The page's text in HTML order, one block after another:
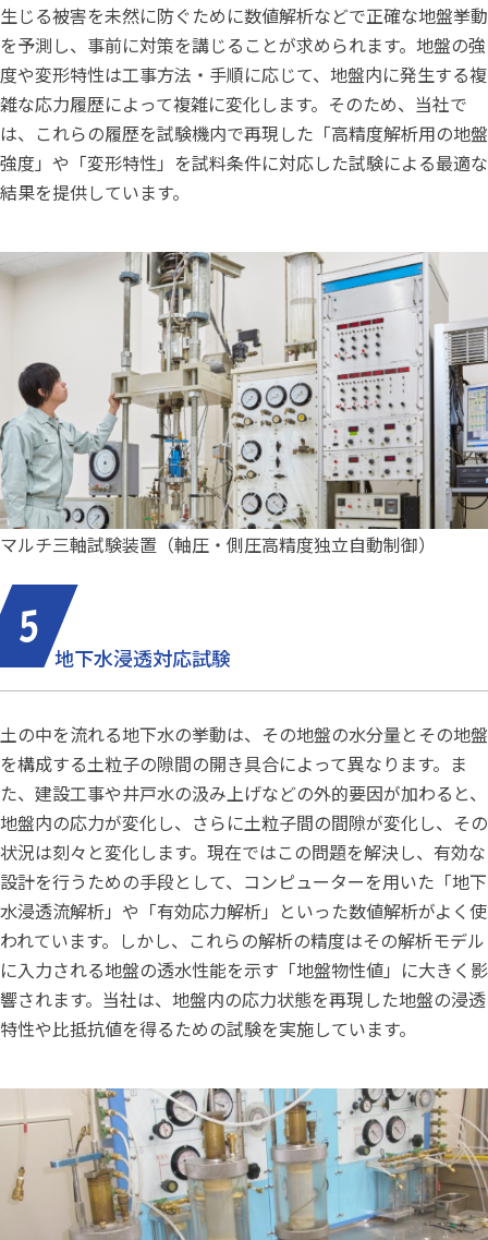
生じる被害を未然に防ぐために数値解析などで正確な地盤挙動
を予測し、事前に対策を講じることが求められます。地盤の強
度や変形特性は工事方法・手順に応じて、地盤内に発生する複
雑な応力履歴によって複雑に変化します。そのため、当社で
は、これらの履歴を試験機内で再現した「高精度解析用の地盤
強度」や「変形特性」を試料条件に対応した試験による最適な
結果を提供しています。
マルチ三軸試験装置（軸圧・側圧高精度独立自動制御）
地下水浸透対応試験
土の中を流れる地下水の挙動は、その地盤の水分量とその地盤
を構成する土粒子の隙間の開き具合によって異なります。ま
た、建設工事や井戸水の汲み上げなどの外的要因が加わると、
地盤内の応力が変化し、さらに土粒子間の間隙が変化し、その
状況は刻々と変化します。現在ではこの問題を解決し、有効な
設計を行うための手段として、コンピューターを用いた「地下
水浸透流解析」や「有効応力解析」といった数値解析がよく使
われています。しかし、これらの解析の精度はその解析モデル
に入力される地盤の透水性能を示す「地盤物性値」に大きく影
響されます。当社は、地盤内の応力状態を再現した地盤の浸透
特性や比抵抗値を得るための試験を実施しています。